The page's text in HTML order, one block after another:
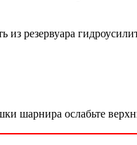
из резервуара
шарнира ослабьте